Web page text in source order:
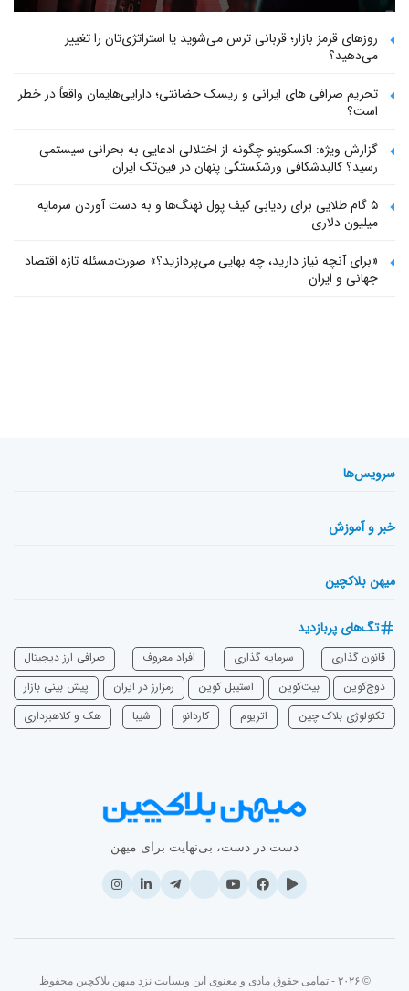
روزهای قرمز بازار؛ قربانی ترس می‌شوید یا استراتژی‌تان را تغییر
می‌دهید؟
تحریم صرافی های ایرانی و ریسک حضانتی؛ دارایی‌هایمان واقعاً در خطر
است؟
گزارش ویژه: اکسکوینو چگونه از اختلالی ادعایی به بحرانی سیستمی
رسید؟ کالبدشکافی ورشکستگی پنهان در فین‌تک ایران
۵ گام طلایی برای ردیابی کیف پول‌ نهنگ‌ها و به دست آوردن سرمایه
میلیون دلاری
«برای آنچه نیاز دارید، چه بهایی می‌پردازید؟» صورت‌مسئله تازه اقتصاد
جهانی و ایران
سرویس‌ها
خبر و آموزش
میهن بلاکچین
تگ‌های پربازدید
قانون گذاری سرمایه‌ گذاری افراد معروف
صرافی ارز دیجیتال
دوج‌کوین
بیت‌کوین استیبل کوین رمزارز در ایران
پیش بینی بازار
تکنولوژی بلاک چین
اتریوم ‌کاردانو شیبا هک و کلاهبرداری
دست در دست، بی‌نهایت برای میهن
© ۲۰۲۶ - تمامی حقوق مادی و معنوی این وبسایت نزد میهن بلاکچین محفوظ